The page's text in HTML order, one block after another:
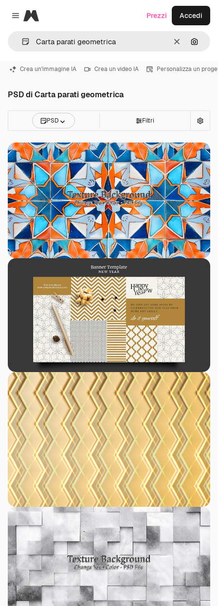
Close menu
Magnific
CancellaCerca
Prezzi Accedi
Crea un'immagine IA Crea un video IA Personalizza un
PSD di Carta parati geometrica
PSD Filtri